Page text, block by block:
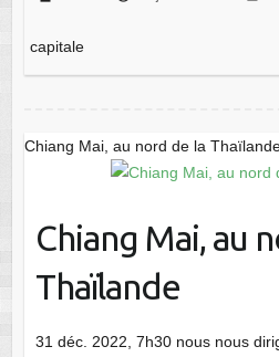
e
b
o
d
n
er
capitale
Chiang Mai, au nord de la
Chiang Mai, au
Thaïlande
31 déc. 2022, 7h30 nous nous